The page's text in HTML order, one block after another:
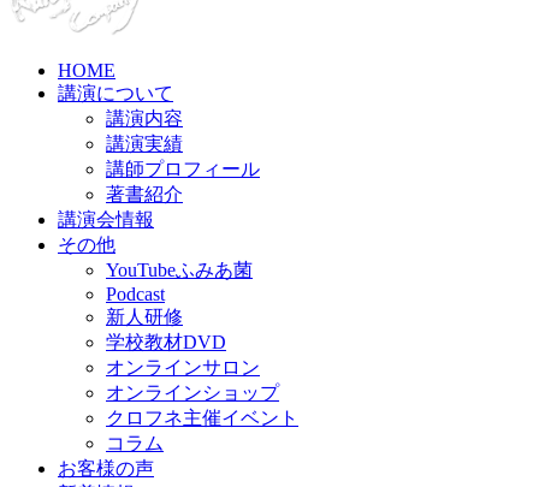
HOME
講演について
講演内容
講演実績
講師プロフィール
著書紹介
講演会情報
その他
YouTubeふみあ菌
Podcast
新人研修
学校教材DVD
オンラインサロン
オンラインショップ
クロフネ主催イベント
コラム
お客様の声